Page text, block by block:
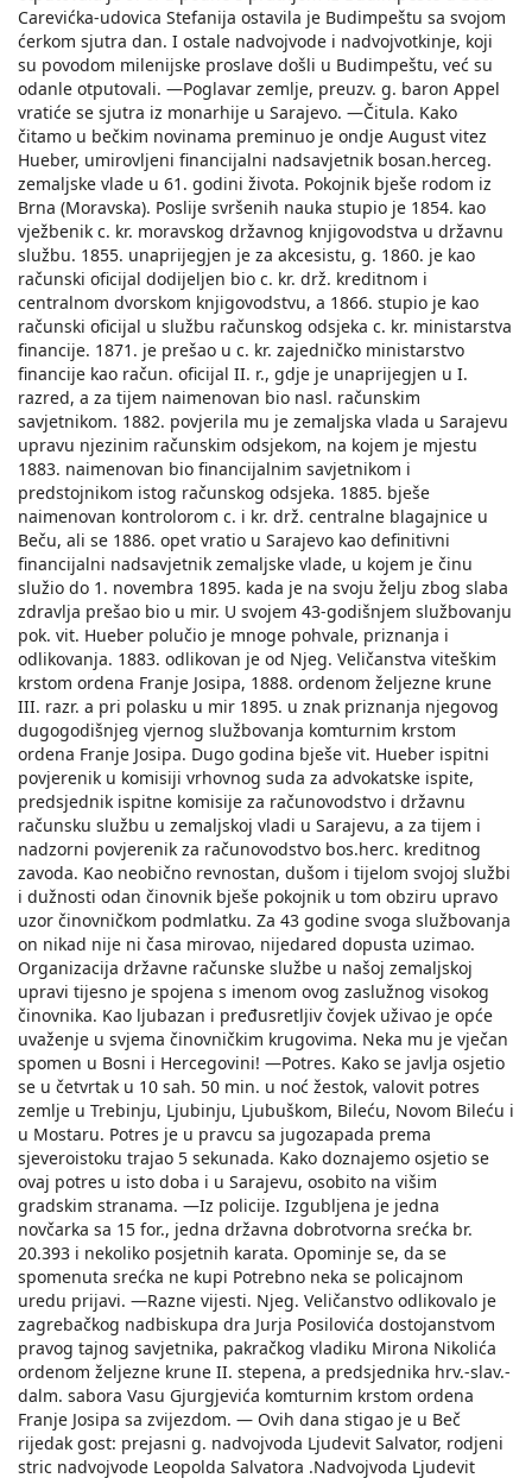
Carevićka-udovica Stefanija ostavila je Budimpeštu sa svojom
ćerkom sjutra dan. I ostale nadvojvode i nadvojvotkinje, koji
su povodom milenijske proslave došli u Budimpeštu, već su
odanle otputovali. —Poglavar zemlje, preuzv. g. baron Appel
vratiće se sjutra iz monarhije u Sarajevo. —Čitula. Kako
čitamo u bečkim novinama preminuo je ondje August vitez
Hueber, umirovljeni financijalni nadsavjetnik bosan.herceg.
zemaljske vlade u 61. godini života. Pokojnik bješe rodom iz
Brna (Moravska). Poslije svršenih nauka stupio je 1854. kao
vježbenik c. kr. moravskog državnog knjigovodstva u državnu
službu. 1855. unaprijegjen je za akcesistu, g. 1860. je kao
računski oficijal dodijeljen bio c. kr. drž. kreditnom i
centralnom dvorskom knjigovodstvu, a 1866. stupio je kao
računski oficijal u službu računskog odsjeka c. kr. ministarstva
financije. 1871. je prešao u c. kr. zajedničko ministarstvo
financije kao račun. oficijal II. r., gdje je unaprijegjen u I.
razred, a za tijem naimenovan bio nasl. računskim
savjetnikom. 1882. povjerila mu je zemaljska vlada u Sarajevu
upravu njezinim računskim odsjekom, na kojem je mjestu
1883. naimenovan bio financijalnim savjetnikom i
predstojnikom istog računskog odsjeka. 1885. bješe
naimenovan kontrolorom c. i kr. drž. centralne blagajnice u
Beču, ali se 1886. opet vratio u Sarajevo kao definitivni
financijalni nadsavjetnik zemaljske vlade, u kojem je činu
služio do 1. novembra 1895. kada je na svoju želju zbog slaba
zdravlja prešao bio u mir. U svojem 43-godišnjem službovanju
pok. vit. Hueber polučio je mnoge pohvale, priznanja i
odlikovanja. 1883. odlikovan je od Njeg. Veličanstva viteškim
krstom ordena Franje Josipa, 1888. ordenom željezne krune
III. razr. a pri polasku u mir 1895. u znak priznanja njegovog
dugogodišnjeg vjernog službovanja komturnim krstom
ordena Franje Josipa. Dugo godina bješe vit. Hueber ispitni
povjerenik u komisiji vrhovnog suda za advokatske ispite,
predsjednik ispitne komisije za računovodstvo i državnu
računsku službu u zemaljskoj vladi u Sarajevu, a za tijem i
nadzorni povjerenik za računovodstvo bos.herc. kreditnog
zavoda. Kao neobično revnostan, dušom i tijelom svojoj službi
i dužnosti odan činovnik bješe pokojnik u tom obziru upravo
uzor činovničkom podmlatku. Za 43 godine svoga službovanja
on nikad nije ni časa mirovao, nijedared dopusta uzimao.
Organizacija državne računske službe u našoj zemaljskoj
upravi tijesno je spojena s imenom ovog zaslužnog visokog
činovnika. Kao ljubazan i pređusretljiv čovjek uživao je opće
uvaženje u svjema činovničkim krugovima. Neka mu je vječan
spomen u Bosni i Hercegovini! —Potres. Kako se javlja osjetio
se u četvrtak u 10 sah. 50 min. u noć žestok, valovit potres
zemlje u Trebinju, Ljubinju, Ljubuškom, Bileću, Novom Bileću i
u Mostaru. Potres je u pravcu sa jugozapada prema
sjeveroistoku trajao 5 sekunada. Kako doznajemo osjetio se
ovaj potres u isto doba i u Sarajevu, osobito na višim
gradskim stranama. —Iz policije. Izgubljena je jedna
novčarka sa 15 for., jedna državna dobrotvorna srećka br.
20.393 i nekoliko posjetnih karata. Opominje se, da se
spomenuta srećka ne kupi Potrebno neka se policajnom
uredu prijavi. —Razne vijesti. Njeg. Veličanstvo odlikovalo je
zagrebačkog nadbiskupa dra Jurja Posilovića dostojanstvom
pravog tajnog savjetnika, pakračkog vladiku Mirona Nikolića
ordenom željezne krune II. stepena, a predsjednika hrv.-slav.-
dalm. sabora Vasu Gjurgjevića komturnim krstom ordena
Franje Josipa sa zvijezdom. — Ovih dana stigao je u Beč
rijedak gost: prejasni g. nadvojvoda Ljudevit Salvator, rodjeni
stric nadvojvode Leopolda Salvatora .Nadvojvoda Ljudevit